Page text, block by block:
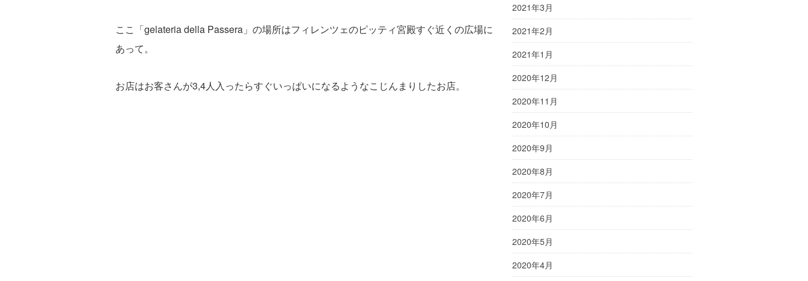
ここ「gelateria della Passera」の場所はフィレンツェのピッティ宮殿すぐ近くの広場に
あって。
お店はお客さんが3,4人入ったらすぐいっぱいになるようなこじんまりしたお店。
2021年3月
2021年2月
2021年1月
2020年12月
2020年11月
2020年10月
2020年9月
2020年8月
2020年7月
2020年6月
2020年5月
2020年4月